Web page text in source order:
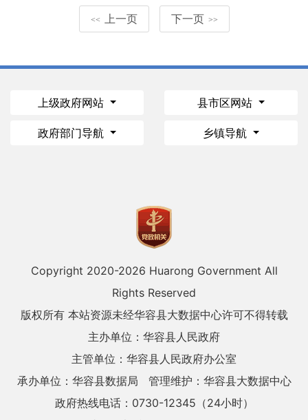
<< 上一页 下一页 >>
上级政府网站 县市区网站
政府部门导航 乡镇导航
Copyright 2020-2026 Huarong Government All
Rights Reserved
版权所有 本站资源未经华容县大数据中心许可不得转载
主办单位：华容县人民政府
主管单位：华容县人民政府办公室
承办单位：华容县数据局
管理维护：华容县大数据中心
政府热线电话：0730-12345（24小时）